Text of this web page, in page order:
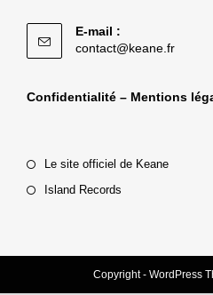
E-mail :
contact@keane.fr
Confidentialité – Mentions
Le site officiel de Keane
Island Records
Copyright - WordPress